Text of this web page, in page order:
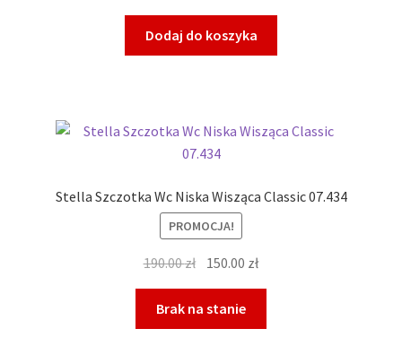
Dodaj do koszyka
Stella Szczotka Wc Niska Wisząca Classic 07.434
PROMOCJA!
190.00zł Pierwotna
wynosiła:
190.00 zł.
150.00 złAktualna
150.00 zł.
Brak na stanie